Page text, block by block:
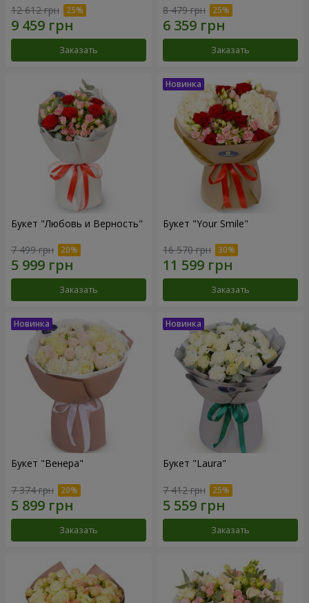
12 612 грн
Заказать
8 479 грн
Заказать
Букет "Любовь и Верность"
7 499 грн
Заказать
Букет "Your Smile"
16 570 грн
Заказать
Букет "Венера"
7 374 грн
Заказать
Букет "Laura"
7 412 грн
Заказать